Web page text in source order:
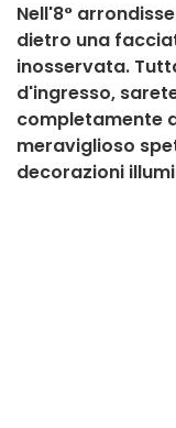
Nell'8°
dietro una
inosservata.
d'ingresso,
completamente
meraviglioso
decorazioni